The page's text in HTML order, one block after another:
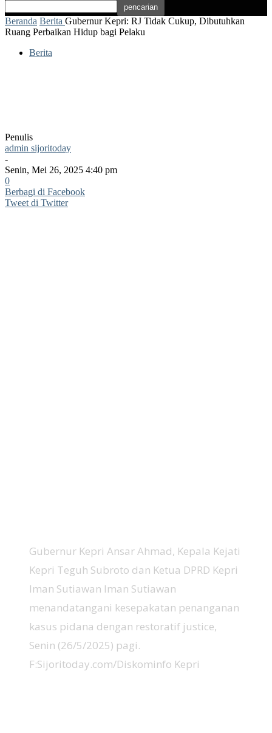
Beranda Berita Gubernur Kepri: RJ Tidak Cukup, Dibutuhkan
Ruang Perbaikan Hidup bagi Pelaku
Berita
Penulis
admin sijoritoday
-
Senin, Mei 26, 2025 4:40 pm
0
Berbagi di Facebook
Tweet di Twitter
Gubernur Kepri Ansar Ahmad, Kepala Kejati
Kepri Teguh Subroto dan Ketua DPRD Kepri
Iman Sutiawan Iman Sutiawan
menandatangani kesepakatan penanganan
kasus pidana dengan restoratif justice,
Senin (26/5/2025) pagi.
F:Sijoritoday.com/Diskominfo Kepri